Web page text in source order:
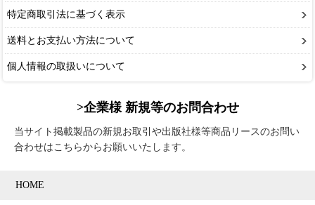
特定商取引法に基づく表示
送料とお支払い方法について
個人情報の取扱いについて
>企業様 新規等のお問合わせ
当サイト掲載製品の新規お取引や出版社様等商品リースのお問い
合わせはこちらからお願いいたします。
HOME